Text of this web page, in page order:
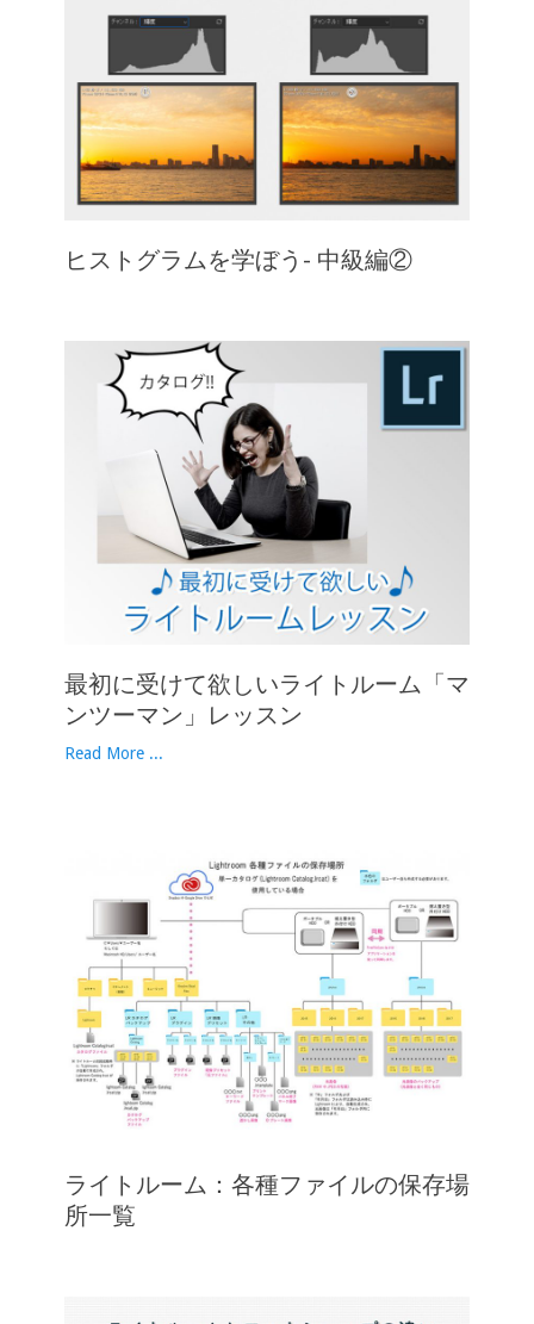
ヒストグラムを学ぼう- 中級編②
最初に受けて欲しいライトルーム「マ
ンツーマン」レッスン
Read More ...
ライトルーム：各種ファイルの保存場
所一覧